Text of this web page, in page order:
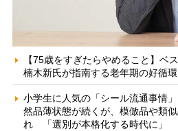
【75歳をすぎたらやめること】ベ
楠木新氏が指南する老年期の好循
小学生に人気の「シール流通事情
然品薄状態が続くが、模倣品や類
れ 「選別が本格化する時代に」